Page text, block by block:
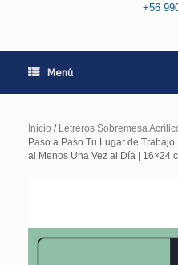
+56
Menú
Inicio / Letreros Sobremesa
Paso a Paso Tu Lugar de
al Menos Una Vez al Día | 16×24